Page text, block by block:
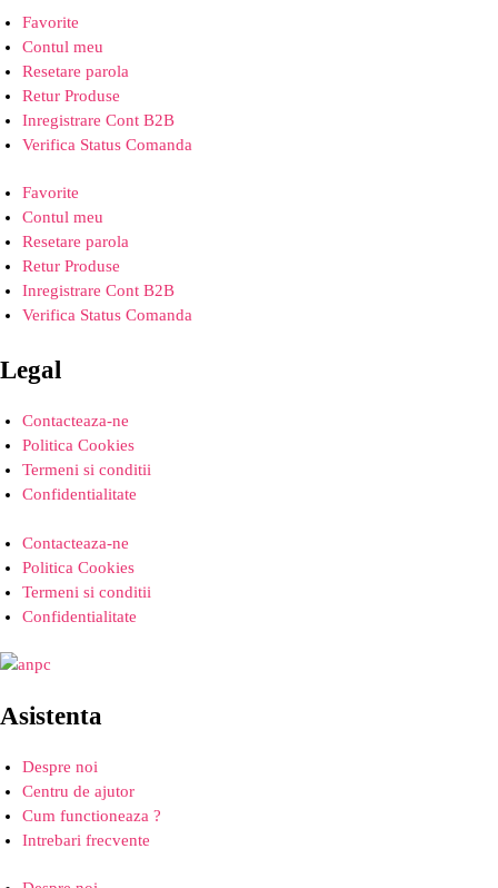
Favorite
Contul meu
Resetare parola
Retur Produse
Inregistrare Cont B2B
Verifica Status Comanda
Favorite
Contul meu
Resetare parola
Retur Produse
Inregistrare Cont B2B
Verifica Status Comanda
Legal
Contacteaza-ne
Politica Cookies
Termeni si conditii
Confidentialitate
Contacteaza-ne
Politica Cookies
Termeni si conditii
Confidentialitate
Asistenta
Despre noi
Centru de ajutor
Cum functioneaza ?
Intrebari frecvente